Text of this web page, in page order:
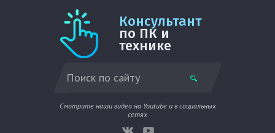
Консультант
по ПК и
технике
Смотрите наши видео на Youtube и в социальных
сетях